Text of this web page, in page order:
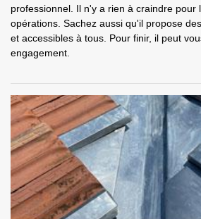
professionnel. Il n'y a rien à craindre pour
opérations. Sachez aussi qu'il propose
et accessibles à tous. Pour finir, il peut
engagement.